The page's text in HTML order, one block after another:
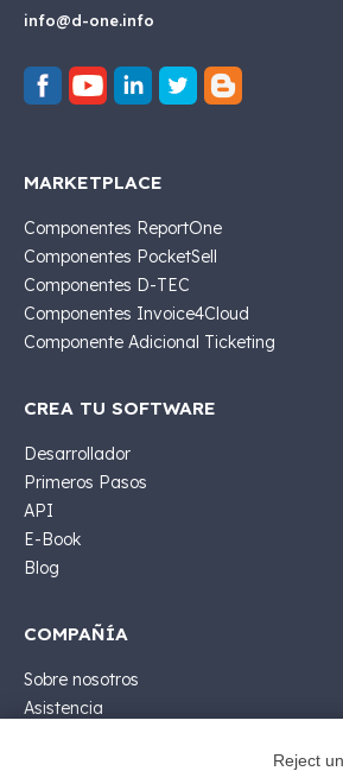
info@d-one.info
MARKETPLACE
Componentes ReportOne
Componentes PocketSell
Componentes D-TEC
Componentes Invoice4Cloud
Componente Adicional Ticketing
CREA TU SOFTWARE
Desarrollador
Primeros Pasos
API
E-Book
Blog
COMPAÑÍA
Sobre nosotros
Asistencia
Reject